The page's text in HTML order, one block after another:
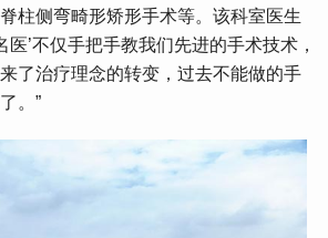
柱侧弯畸形矫形手术等。该科室医生
医’不仅手把手教我们先进的手术技术，
了治疗理念的转变，过去不能做的手
。”